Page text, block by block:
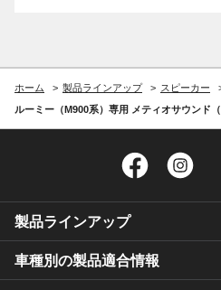
ホーム 製品ラインアップ
スピーカー
ルーミー（M900系）専用 メティオサウンド
Facebook
製品ラインアップ
車種別の製品適合情報